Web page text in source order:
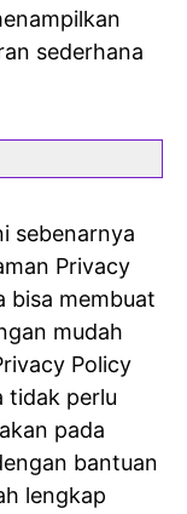
sederhana
sebenarnya
Privacy
bisa membuat
mudah
Policy
tidak perlu
pada
bantuan
lengkap